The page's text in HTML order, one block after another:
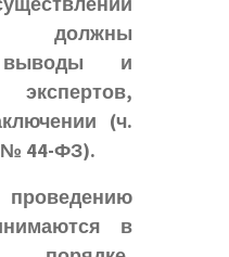
выводы и
(ч.
№ 44-ФЗ).
в